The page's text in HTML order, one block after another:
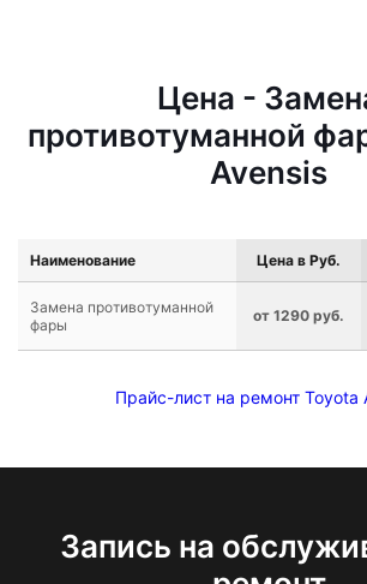
Цена -
противотуманной
Avensis
Наименование Цена в Руб.
Замена противотуманной
фары
от 1290 руб.
Прайс-лист на ремонт Toyota
Запись на